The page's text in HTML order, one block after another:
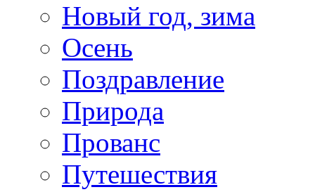
Новый год, зима
Осень
Поздравление
Природа
Прованс
Путешествия